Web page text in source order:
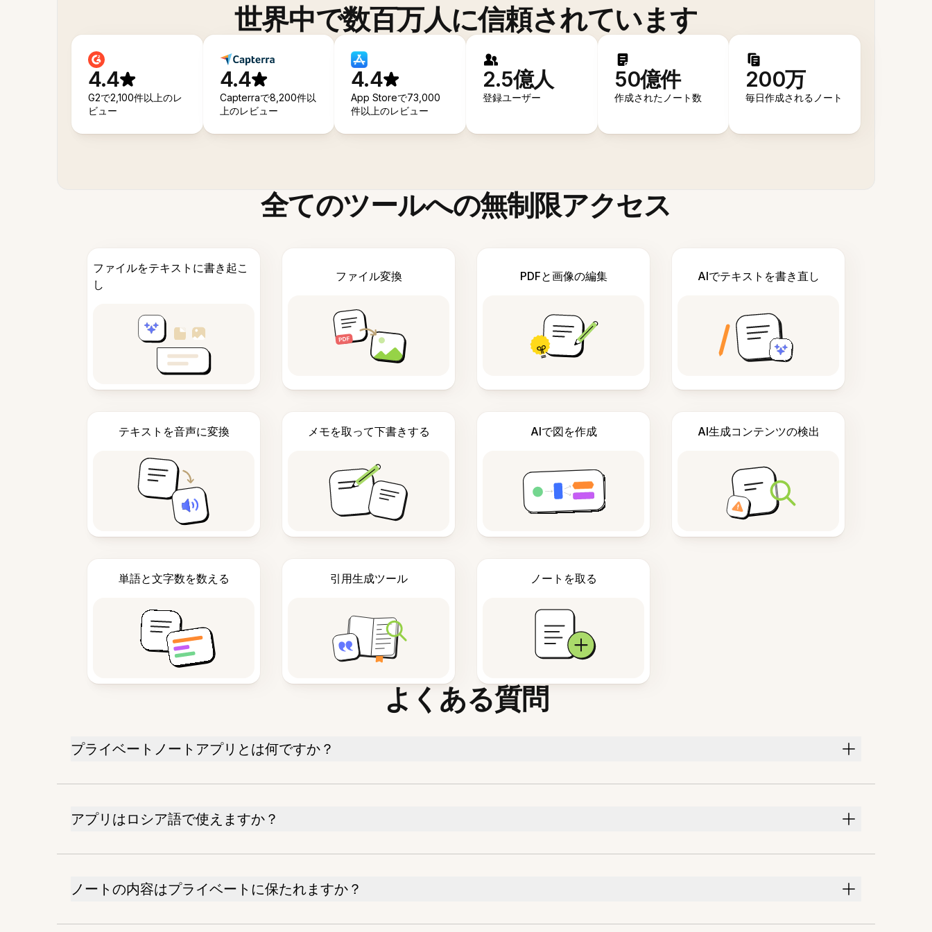
世界中で数百万人に信頼されています
4.4
G2で2,100件以上のレ
ビュー
4.4
Capterraで8,200件以
上のレビュー
4.4
App Storeで73,000
件以上のレビュー
2.5億人
登録ユーザー
50億件
作成されたノート数
200万
毎日作成されるノート
全てのツールへの無制限アクセス
ファイルをテキストに書き起こ
し
ファイル変換 PDFと画像の編集 AIでテキストを書き直し
テキストを音声に変換 メモを取って下書きする AIで図を作成 AI生成コンテンツの検出
単語と文字数を数える 引用生成ツール ノートを取る
よくある質問
プライベートノートアプリとは何ですか？
アプリはロシア語で使えますか？
ノートの内容はプライベートに保たれますか？